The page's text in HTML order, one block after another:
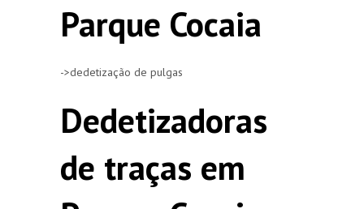
Parque Cocaia
->dedetização de pulgas
Dedetizadoras
de traças em